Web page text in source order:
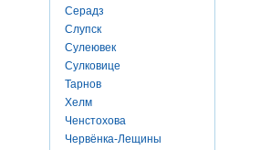
Серадз
Слупск
Сулеювек
Сулковице
Тарнов
Хелм
Ченстохова
Червёнка-Лещины